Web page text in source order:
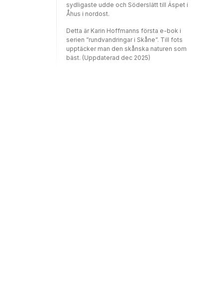
sydligaste udde och Söderslätt till Äspet i
Åhus i nordost.
Detta är Karin Hoffmanns första e-bok i
serien ”rundvandringar i Skåne”. Till fots
upptäcker man den skånska naturen som
bäst. (Uppdaterad dec 2025)